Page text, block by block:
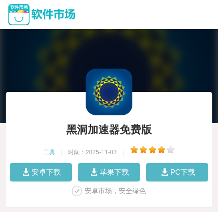
黑洞加速器免费版
工具 时间：2025-11-03
安卓下载 苹果下载 PC下载
安卓市场，安全绿色